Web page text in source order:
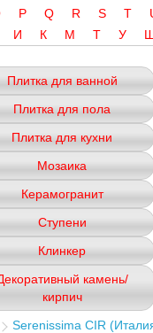
P Q R S T
И К М Т У
Плитка для ванной
Плитка для пола
Плитка для кухни
Мозаика
Керамогранит
Ступени
Клинкер
камень/
кирпич
Serenissima CIR